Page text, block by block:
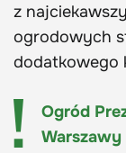
z
ogrodowych
dodatkowego
Ogród